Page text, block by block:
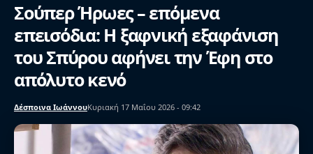
Σούπερ Ήρωες – επόμενα
επεισόδια: Η ξαφνική εξαφάνιση
του Σπύρου αφήνει την Έφη στο
απόλυτο κενό
Δέσποινα ΙωάννουΚυριακή 17 Μαΐου 2026 - 09:42